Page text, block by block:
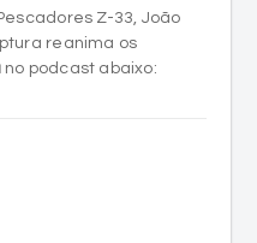
Z-33, João
reanima os
no podcast abaixo: